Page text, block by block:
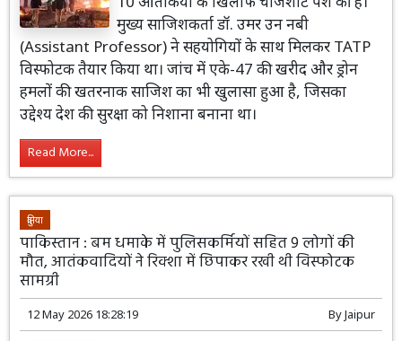
मुख्य साजिशकर्ता डॉ. उमर उन नबी
(Assistant Professor) ने सहयोगियों के साथ मिलकर TATP
विस्फोटक तैयार किया था। जांच में एके-47 की खरीद और ड्रोन
हमलों की खतरनाक साजिश का भी खुलासा हुआ है, जिसका
उद्देश्य देश की सुरक्षा को निशाना बनाना था।
Read More...
दुनिया
पाकिस्तान : बम धमाके में पुलिसकर्मियों सहित 9 लोगों की
मौत, आतंकवादियों ने रिक्शा में छिपाकर रखी थी विस्फोटक
सामग्री
12 May 2026 18:28:19 ByJaipur